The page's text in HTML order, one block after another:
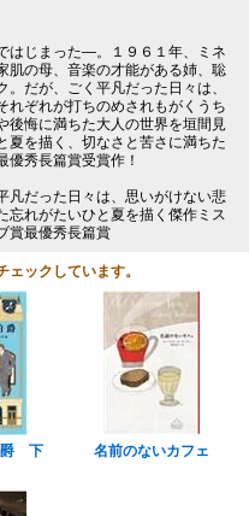
はじまった―。１９６１年、ミネ
肌の母、音楽の才能がある姉、聡
だが、ごく平凡だった日々は、
れぞれが打ちのめされもがくうち
後悔に満ちた大人の世界を垣間見
を描く、切なさと苦さに満ちた
優秀長篇賞受賞作！
凡だった日々は、思いがけない悲
れがたいひと夏を描く傑作ミス
賞最優秀長篇賞
ックしています。
爵 下 名前のないカフェ